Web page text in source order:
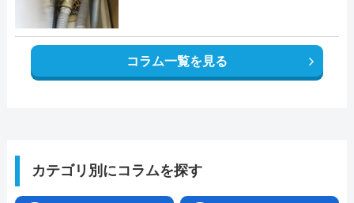
コラム一覧を見る
カテゴリ別にコラムを探す